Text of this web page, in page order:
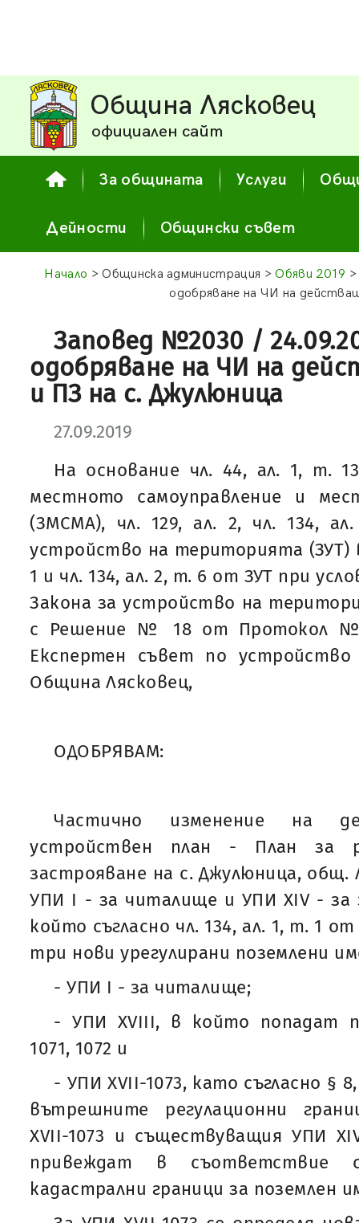
Община Лясковец
официален сайт
За общината Услуги
Дейности Общински съвет
Начало > Общинска администрация >Обяви 2019
одобряване на ЧИ на
Заповед №2030 /
одобряване на ЧИ на
и ПЗ на с. Джулюница
27.09.2019
На основание чл. 44, ал. 1, т.
местното самоуправление и
(ЗМСМА), чл. 129, ал. 2, чл. 134,
устройство на територията (ЗУТ)
1 и чл. 134, ал. 2, т. 6 от ЗУТ при
Закона за устройство на
с Решение № 18 от Протокол №
Експертен съвет по
Община Лясковец,
ОДОБРЯВАМ:
Частично изменение на
устройствен план - План за
застрояване на с. Джулюница, общ.
УПИ І - за читалище и УПИ ХІV - за
който съгласно чл. 134, ал. 1, т. 1
три нови урегулирани поземлени
- УПИ І - за читалище;
- УПИ ХVІІІ, в който попадат
1071, 1072 и
- УПИ ХVІІ-1073, като съгласно §
вътрешните регулационни
ХVІІ-1073 и съществуващия УПИ
привеждат в съответствие
кадастрални граници за поземлен